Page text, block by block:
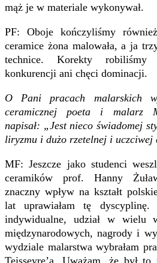
mąż je w materiale wykonywał.
PF: Oboje kończyliśmy
ceramice żona malowała, a ja
technice. Korekty
konkurencji ani chęci dominacji.
O Pani pracach malarskich
ceramicznej poeta i malarz
napisał: „Jest nieco świadomej
liryzmu i dużo rzetelnej i uczciwej
MF: Jeszcze jako studenci
ceramików prof. Hanny
znaczny wpływ na kształt
lat uprawiałam tę
indywidualne, udział w wielu
międzynarodowych, nagrody i
wydziale malarstwa wybrałam
Teisseyre’a. Uważam, że był to